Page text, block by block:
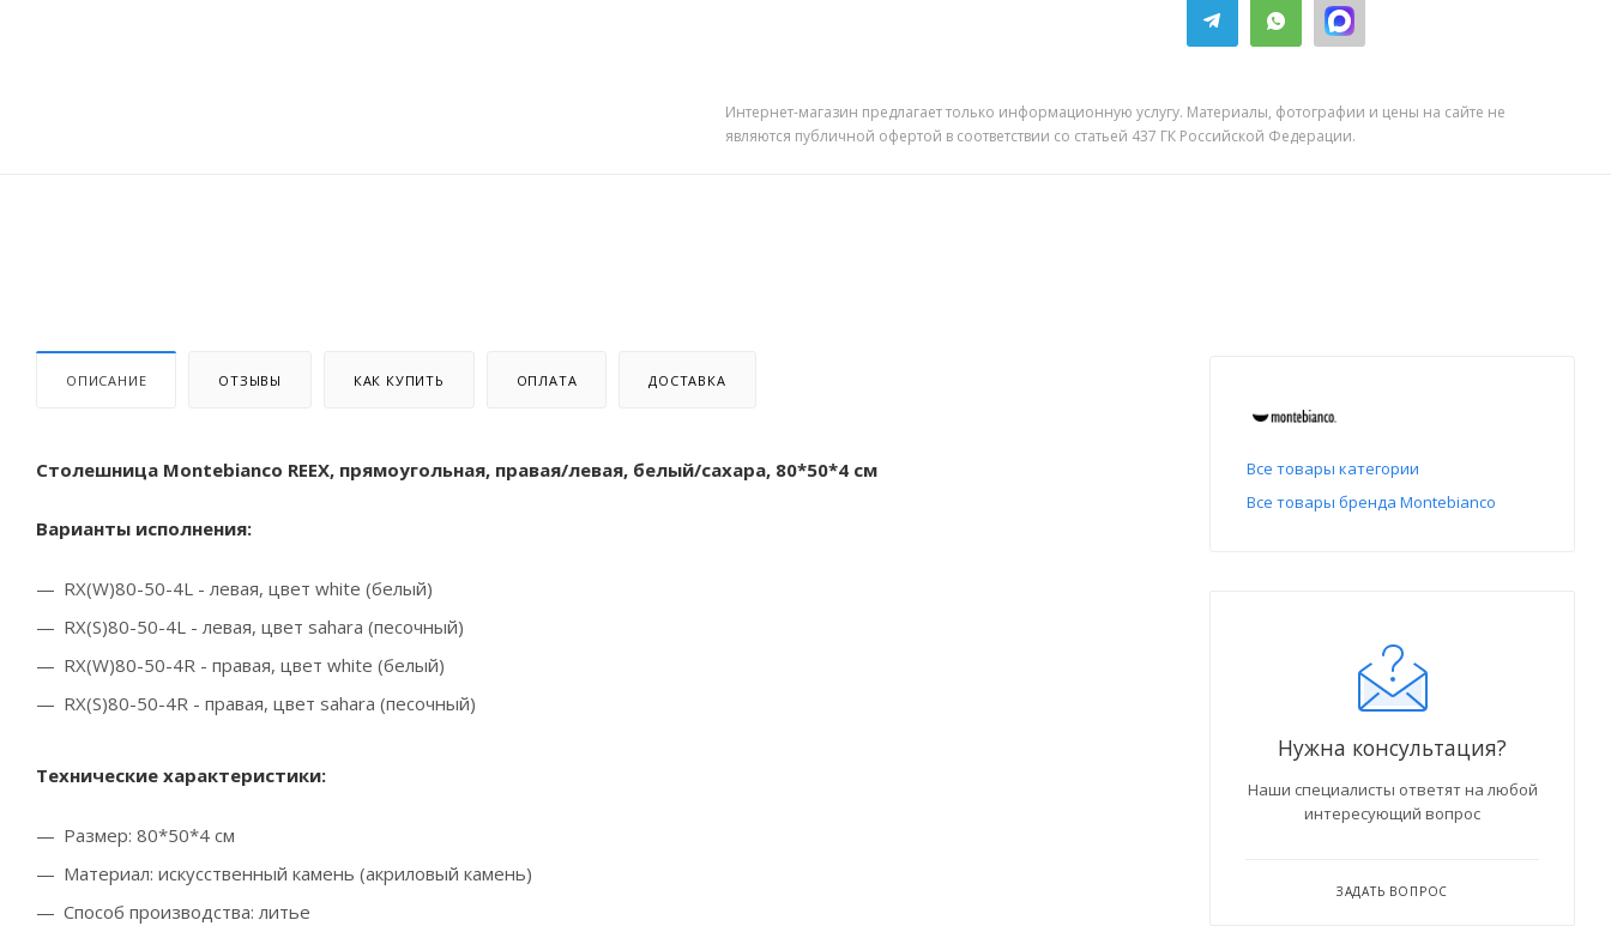
Интернет-магазин предлагает только информационную услугу. Материалы, фотографии и цены на сайте не
являются публичной офертой в соответствии со статьей 437 ГК Российской Федерации.
ОПИСАНИЕ ОТЗЫВЫ КАК КУПИТЬ ОПЛАТА ДОСТАВКА
Столешница Montebianco REEX, прямоугольная, правая/левая, белый/сахара, 80*50*4 см
Варианты исполнения:
RX(W)80-50-4L - левая, цвет white (белый)
RX(S)80-50-4L - левая, цвет sahara (песочный)
RX(W)80-50-4R - правая, цвет white (белый)
RX(S)80-50-4R - правая, цвет sahara (песочный)
Технические характеристики:
Размер: 80*50*4 см
Материал: искусственный камень (акриловый камень)
Способ производства: литье
Все товары категории
Все товары бренда Montebianco
Нужна консультация?
Наши специалисты ответят на любой
интересующий вопрос
ЗАДАТЬ ВОПРОС